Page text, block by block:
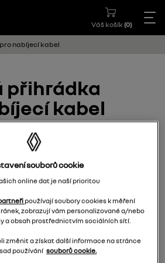
Váš košík (0)
nabíjecí kabel
přihrádka
kabel
souborů cookie
online dat je naší prioritou
používají soubory cookies k měření
zobrazují vám personalizované a/nebo
a obsah prostřednictvím sociálních sítí.
změnit a získat další informace na stránce
používání souborů cookie.